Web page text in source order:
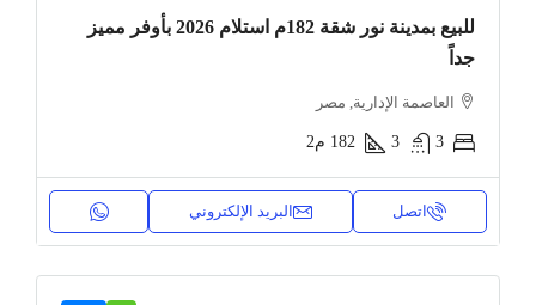
للبيع بمدينة نور شقة 182م استلام 2026 بأوفر مميز
جداً
العاصمة الإدارية, مصر
3
3
182 م2
اتصل البريد الإلكتروني